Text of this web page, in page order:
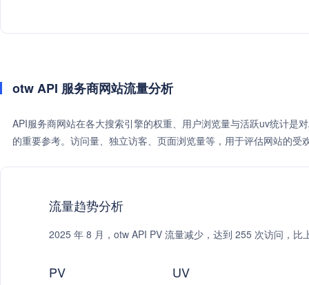
otw API 服务商网站流量分析
API服务商网站在各大搜索引擎的权重、用户浏览量与活跃uv统计是
的重要参考。访问量、独立访客、页面浏览量等，用于评估网站的
流量趋势分析
2025 年 8 月，otw API PV 流量减少，达到 255 次访问，
PV UV